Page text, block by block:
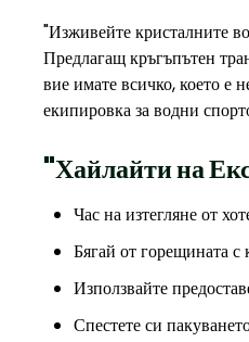
"Изживейте кристалните
Предлагащ кръгъпътен
вие имате всичко, което е
екипировка за водни
"Хайлайти на
Час на изтегляне от
Бягай от горещината с
Използвайте
Спестете си